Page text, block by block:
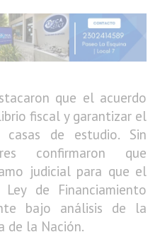
que el acuerdo
fiscal y garantizar el
de estudio. Sin
confirmaron que
judicial para que el
Ley de Financiamiento
bajo análisis de la
de la Nación.